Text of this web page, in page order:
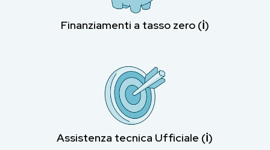
Finanziamenti a tasso zero (ℹ︎)
Assistenza tecnica Ufficiale (ℹ︎)